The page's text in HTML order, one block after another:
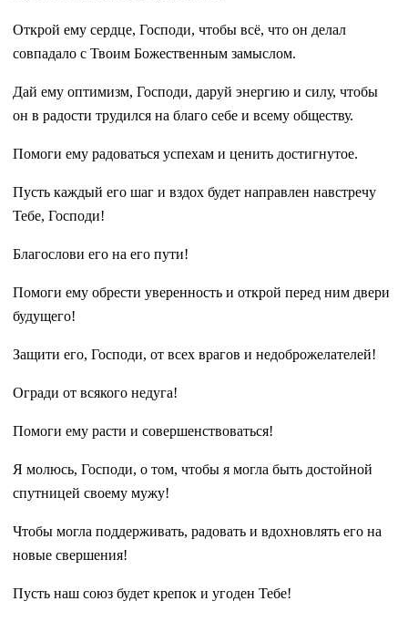
Открой ему сердце, Господи, чтобы всё, что он делал
совпадало с Твоим Божественным замыслом.
Дай ему оптимизм, Господи, даруй энергию и силу, чтобы
он в радости трудился на благо себе и всему обществу.
Помоги ему радоваться успехам и ценить достигнутое.
Пусть каждый его шаг и вздох будет направлен навстречу
Тебе, Господи!
Благослови его на его пути!
Помоги ему обрести уверенность и открой перед ним двери
будущего!
Защити его, Господи, от всех врагов и недоброжелателей!
Огради от всякого недуга!
Помоги ему расти и совершенствоваться!
Я молюсь, Господи, о том, чтобы я могла быть достойной
спутницей своему мужу!
Чтобы могла поддерживать, радовать и вдохновлять его на
новые свершения!
Пусть наш союз будет крепок и угоден Тебе!